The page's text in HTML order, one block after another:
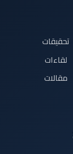
تحقيقات
لقاءات
مقالات